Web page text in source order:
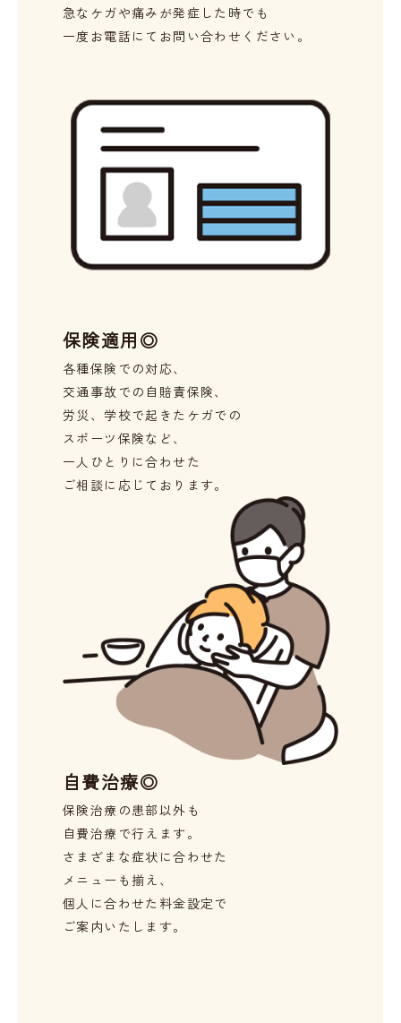
急なケガや痛みが発症した時でも
一度お電話にてお問い合わせください。
保険適用◎
各種保険での対応、
交通事故での自賠責保険、
労災、学校で起きたケガでの
スポーツ保険など、
一人ひとりに合わせた
ご相談に応じております。
自費治療◎
保険治療の患部以外も
自費治療で行えます。
さまざまな症状に合わせた
メニューも揃え、
個人に合わせた料金設定で
ご案内いたします。